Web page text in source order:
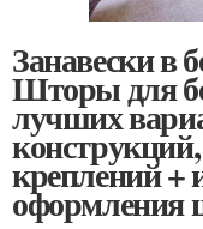
Занавески в
Шторы для
лучших
креплений +
оформления